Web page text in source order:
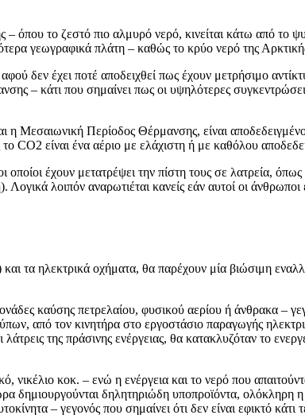
όπου το ζεστό πιο αλμυρό νερό, κινείται κάτω από το
γεωγραφικά πλάτη – καθώς το κρύο νερό της Αρκτικής
δεν έχει ποτέ αποδειχθεί πως έχουν μετρήσιμο
– κάτι που σημαίνει πως οι υψηλότερες
Μεσαιωνική Περίοδος Θέρμανσης, είναι
είναι ένα αέριο με ελάχιστη ή με καθόλου
οποίοι έχουν μετατρέψει την πίστη τους σε λατρεία,
). Λογικά λοιπόν αναρωτιέται κανείς εάν αυτοί οι άνθρωποι
και τα ηλεκτρικά οχήματα, θα παρέχουν μία βιώσιμη
καύσης πετρελαίου, φυσικού αερίου ή άνθρακα –
από τον κινητήρα στο εργοστάσιο παραγωγής
της πράσινης ενέργειας, θα κατακλυζόταν το
νικέλιο κοκ. – ενώ η ενέργεια και το νερό που
δημιουργούνται δηλητηριώδη υποπροϊόντα, ολόκληρη
– γεγονός που σημαίνει ότι δεν είναι εφικτό κάτι